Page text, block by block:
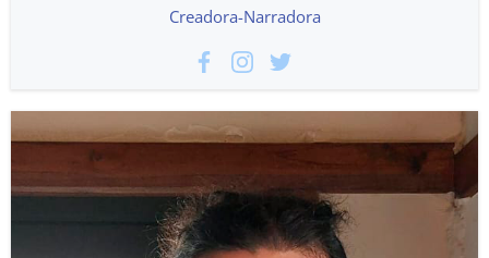
Creadora-Narradora